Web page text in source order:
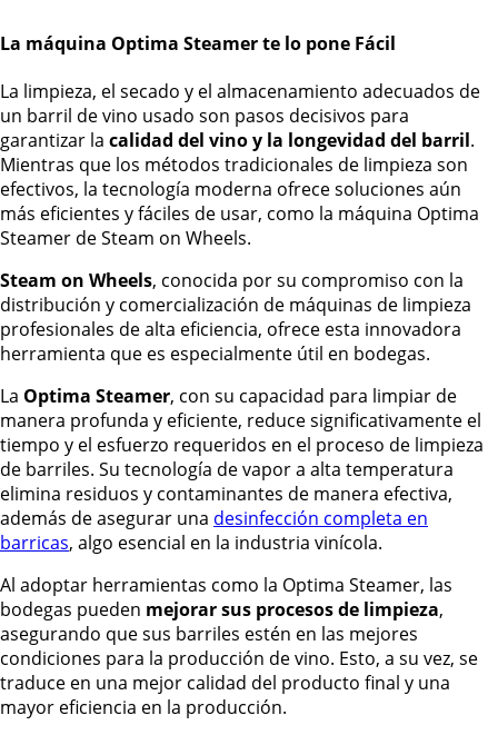
La máquina Optima Steamer te lo pone Fácil
La limpieza, el secado y el almacenamiento adecuados de
un barril de vino usado son pasos decisivos para
garantizar la calidad del vino y la longevidad del barril.
Mientras que los métodos tradicionales de limpieza son
efectivos, la tecnología moderna ofrece soluciones aún
más eficientes y fáciles de usar, como la máquina Optima
Steamer de Steam on Wheels.
Steam on Wheels, conocida por su compromiso con la
distribución y comercialización de máquinas de limpieza
profesionales de alta eficiencia, ofrece esta innovadora
herramienta que es especialmente útil en bodegas.
La Optima Steamer, con su capacidad para limpiar de
manera profunda y eficiente, reduce significativamente el
tiempo y el esfuerzo requeridos en el proceso de limpieza
de barriles. Su tecnología de vapor a alta temperatura
elimina residuos y contaminantes de manera efectiva,
además de asegurar una desinfección completa en
barricas, algo esencial en la industria vinícola.
Al adoptar herramientas como la Optima Steamer, las
bodegas pueden mejorar sus procesos de limpieza,
asegurando que sus barriles estén en las mejores
condiciones para la producción de vino. Esto, a su vez, se
traduce en una mejor calidad del producto final y una
mayor eficiencia en la producción.